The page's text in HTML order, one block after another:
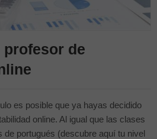
profesor de
es posible que ya hayas decidido
online. Al igual que las clases
de portugués (descubre aquí tu nivel